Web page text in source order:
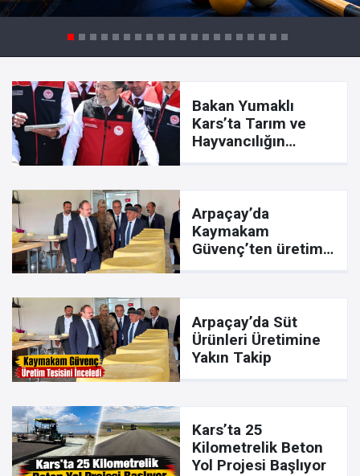
Bakan Yumaklı
Kars’ta Tarım ve
Hayvancılığın
Artış
Arpaçay’da
Kaymakam
Güvenç’ten üretim
Arpaçay’da Süt
Ürünleri Üretimine
Yakın Takip
Kars’ta 25
Kilometrelik Beton
Yol Projesi Başlıyor